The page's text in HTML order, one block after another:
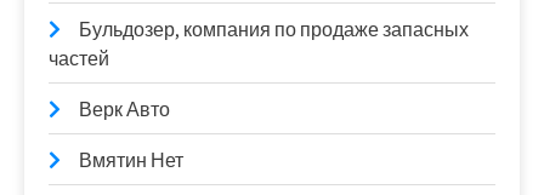
Бульдозер, компания по продаже запасных
частей
Верк Авто
Вмятин Нет